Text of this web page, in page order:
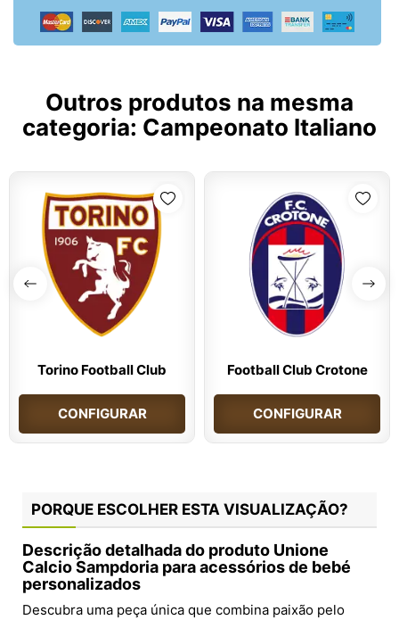
Outros produtos na mesma
categoria: Campeonato Italiano
Torino Football Club
CONFIGURAR
Football Club Crotone
CONFIGURAR
PORQUE ESCOLHER ESTA VISUALIZAÇÃO?
Descrição detalhada do produto Unione
Calcio Sampdoria para acessórios de bebé
personalizados
Descubra uma peça única que combina paixão pelo